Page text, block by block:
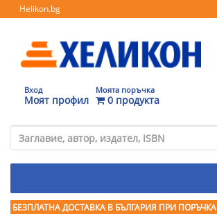
Helikon.bg
Вход
Моят профил
Моята поръчка
0 продукта
БЕЗПЛАТНА ДОСТАВКА В БЪЛГАРИЯ ПРИ ПОРЪЧКА